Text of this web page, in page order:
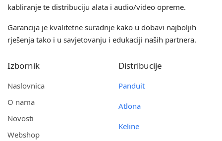
kabliranje te distribuciju alata i audio/video opreme.
Garancija je kvalitetne suradnje kako u dobavi najboljih
rješenja tako i u savjetovanju i edukaciji naših partnera.
Izbornik
Naslovnica
O nama
Novosti
Webshop
Distribucije
Panduit
Atlona
Keline